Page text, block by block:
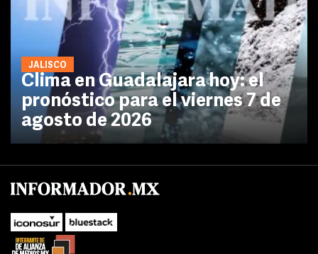
JALISCO
Clima en Guadalajara hoy: el
pronóstico para el viernes 7 de
agosto de 2026